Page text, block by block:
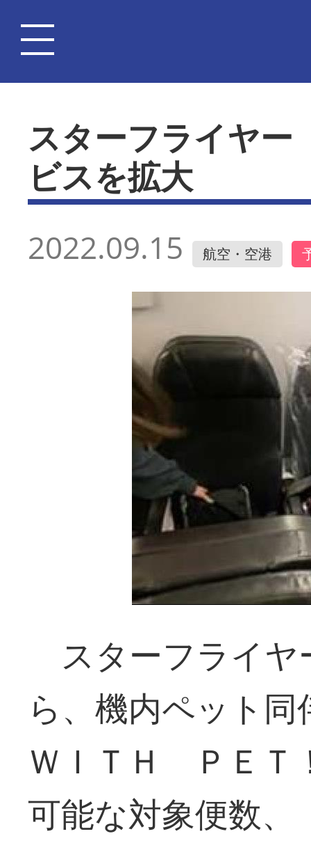
スターフライヤ
ビスを拡大
2022.09.15 航空・空港
スターフライヤ
ら、機内ペット
ＷＩＴＨ ＰＥＴ
可能な対象便数